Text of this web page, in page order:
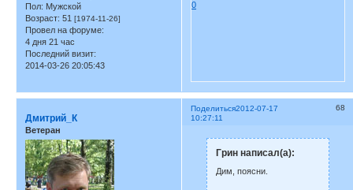
Пол: Мужской
Возраст: 51 [1974-11-26]
Провел на форуме:
4 дня 21 час
Последний визит:
2014-03-26 20:05:43
0
Поделиться 68
2012-07-17
10:27:11
Дмитрий_К
Ветеран
Грин написал(а):
Дим, поясни.